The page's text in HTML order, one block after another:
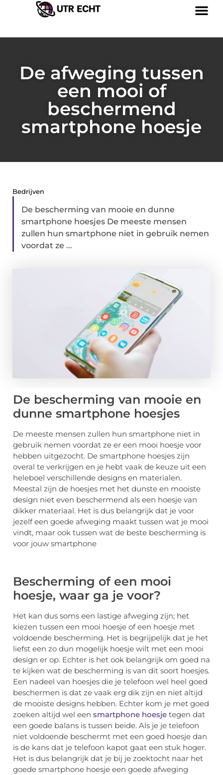
De afweging tussen
een mooi of
beschermend
smartphone hoesje
Bedrijven
De bescherming van mooie en dunne
smartphone hoesjes De meeste mensen
zullen hun smartphone niet in gebruik nemen
voordat ze ...
De bescherming van mooie en
dunne smartphone hoesjes
De meeste mensen zullen hun smartphone niet in
gebruik nemen voordat ze er een mooi hoesje voor
hebben uitgezocht. De smartphone hoesjes zijn
overal te verkrijgen en je hebt vaak de keuze uit een
heleboel verschillende designs en materialen.
Meestal zijn de hoesjes met het dunste en mooiste
design niet even beschermend als een hoesje van
dikker materiaal. Het is dus belangrijk dat je voor
jezelf een goede afweging maakt tussen wat je mooi
vindt, maar ook tussen wat de beste bescherming is
voor jouw smartphone
Bescherming of een mooi
hoesje, waar ga je voor?
Het kan dus soms een lastige afweging zijn; het
kiezen tussen een mooi hoesje of een hoesje met
voldoende bescherming. Het is begrijpelijk dat je het
liefst een zo dun mogelijk hoesje wilt met een mooi
design er op. Echter is het ook belangrijk om goed na
te kijken wat de bescherming is van dit soort hoesjes.
Een nadeel van hoesjes die je telefoon wel heel goed
beschermen is dat ze vaak erg dik zijn en niet altijd
de mooiste designs hebben. Echter kom je met goed
zoeken altijd wel een smartphone hoesje tegen dat
een goede balans is tussen beide. Als je je telefoon
niet voldoende beschermt met een goed hoesje dan
is de kans dat je telefoon kapot gaat een stuk hoger.
Het is dus belangrijk dat je bij je zoektocht naar het
goede smartphone hoesje een goede afweging